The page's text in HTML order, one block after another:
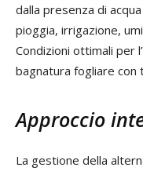
dalla presenza di
pioggia, irrigazione,
Condizioni ottimali per
bagnatura fogliare con
Approccio
La gestione della